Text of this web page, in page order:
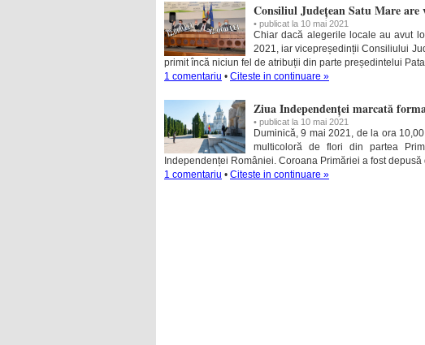
Consiliul Județean Satu Mare
• publicat la 10 mai 2021
Chiar dacă alegerile locale au avut
2021, iar vicepreședinții Consiliului
primit încă niciun fel de atribuții din parte președintelui
1 comentariu • Citeste in continuare »
Ziua Independenței marcată
• publicat la 10 mai 2021
Duminică, 9 mai 2021, de la ora
multicoloră de flori din partea
Independenței României. Coroana Primăriei a fost
1 comentariu • Citeste in continuare »